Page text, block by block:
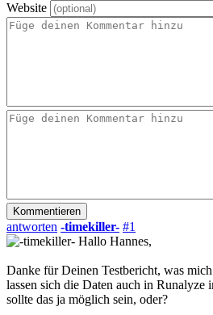
Website
antworten -timekiller- #1
Hallo Hannes,
Danke für Deinen Testbericht, was
lassen sich die Daten auch in Runalyze
sollte das ja möglich sein, oder?